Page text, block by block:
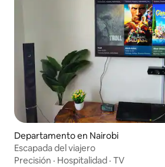
Departamento en Nairobi
Escapada del viajero
Precisión · Hospitalidad · TV